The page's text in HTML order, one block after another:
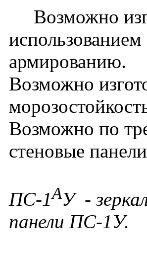
Возможно
армированию.
Возможно
Возможно по
стеновые
ПС-1АУ -
панели ПС-1У.